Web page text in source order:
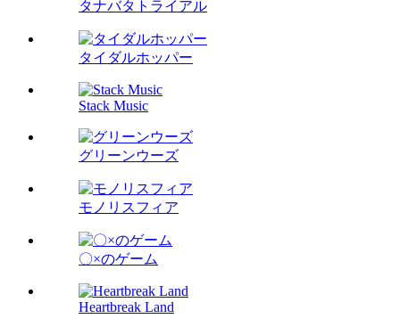
タナバタトライアル
タイダルホッパー
Stack Music
グリーンウーズ
モノリスフィア
〇×のゲーム
Heartbreak Land